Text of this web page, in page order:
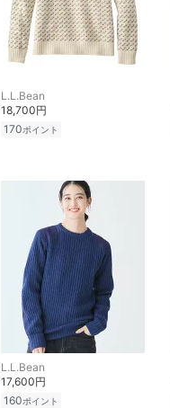
L.L.Bean
18,700円
170ポイント
L.L.Bean
17,600円
160ポイント